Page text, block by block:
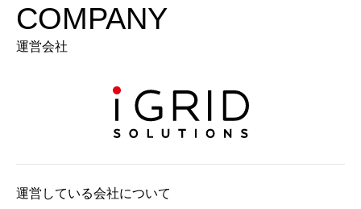
COMPANY
運営会社
運営している会社について